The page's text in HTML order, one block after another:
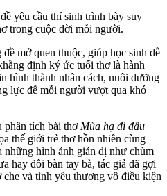
yêu cầu thí sinh trình bày suy
trong cuộc đời mỗi người.
mở quen thuộc, giúp học sinh dễ
định ký ức tuổi thơ là hành
hình thành nhân cách, nuôi dưỡng
lực để mỗi người vượt qua khó
phân tích bài thơ Mùa hạ đi đâu
thế giới trẻ thơ hồn nhiên cùng
những hình ảnh giản dị như chùm
hay đôi bàn tay bà, tác giả đã gợi
và tình yêu thương vô điều kiện